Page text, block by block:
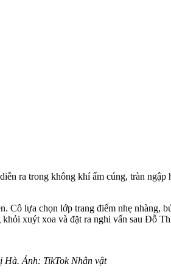
ra trong không khí ấm cúng, tràn ngập
Cô lựa chọn lớp trang điểm nhẹ
xuýt xoa và đặt ra nghi vấn sau Đỗ
Hà. Ảnh: TikTok Nhân vật